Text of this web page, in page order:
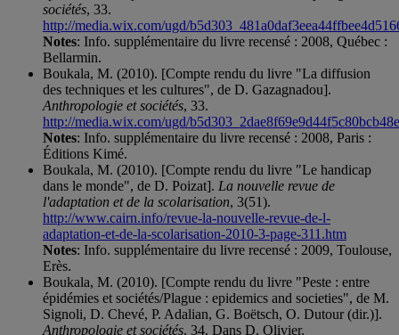
sociétés, 33.
http://media.wix.com/ugd/
Notes: Info. supplémentaire du livre recensé : 2008, Québec :
Bellarmin.
Boukala, M. (2010). [Compte rendu du livre "La diffusion
des techniques et les cultures", de D. Gazagnadou].
Anthropologie et sociétés, 33.
http://media.wix.com/ugd/
Notes: Info. supplémentaire du livre recensé : 2008, Paris :
Éditions Kimé.
Boukala, M. (2010). [Compte rendu du livre "Le handicap
dans le monde", de D. Poizat]. La nouvelle revue de
l'adaptation et de la scolarisation, 3(51).
http://www.cairn.info/revue-la-nouvelle-revue-de-l-
adaptation-et-de-la-scolarisation-2010-3-page-311.htm
Notes: Info. supplémentaire du livre recensé : 2009, Toulouse,
Erès.
Boukala, M. (2010). [Compte rendu du livre "Peste : entre
épidémies et sociétés/Plague : epidemics and societies", de M.
Signoli, D. Chevé, P. Adalian, G. Boëtsch, O. Dutour (dir.)].
Anthropologie et sociétés, 34. Dans D. Olivier.